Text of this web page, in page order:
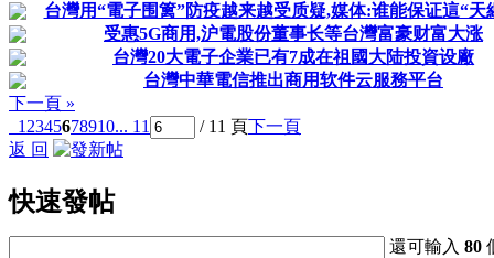
台灣用“電子围篱”防疫越来越受质疑,媒体:谁能保证這“天
受惠5G商用,沪電股份董事长等台灣富豪财富大涨
台灣20大電子企業已有7成在祖國大陆投資设廠
台灣中華電信推出商用软件云服務平台
下一頁 »
1 2345678910... 11 / 11 頁下一頁
返 回
快速發帖
還可輸入80